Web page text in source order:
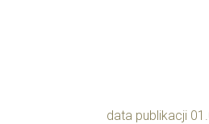
data publikacji